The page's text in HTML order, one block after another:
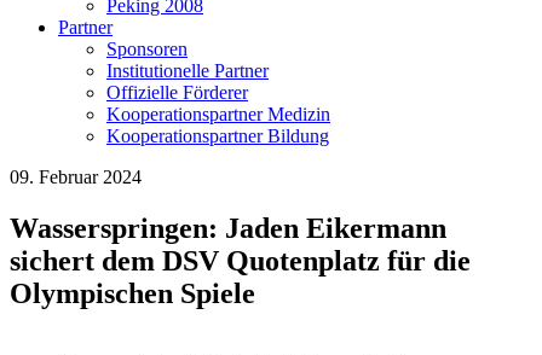
Peking 2008
Partner
Sponsoren
Institutionelle Partner
Offizielle Förderer
Kooperationspartner Medizin
Kooperationspartner Bildung
09. Februar 2024
Wasserspringen: Jaden Eikermann
sichert dem DSV Quotenplatz für die
Olympischen Spiele